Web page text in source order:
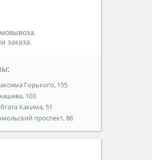
заказа.
Горького, 155
103
Хакима, 51
проспект, 86